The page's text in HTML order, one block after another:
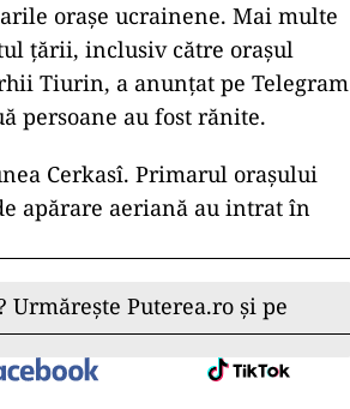
orașe ucrainene. Mai multe
țării, inclusiv către orașul
Tiurin, a anunțat pe Telegram
persoane au fost rănite.
Cerkasî. Primarul orașului
apărare aeriană au intrat în
Puterea.ro și pe